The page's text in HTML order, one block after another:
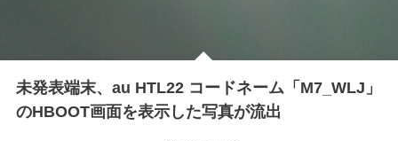
未発表端末、au HTL22 コードネーム「M7_WLJ」
のHBOOT画面を表示した写真が流出